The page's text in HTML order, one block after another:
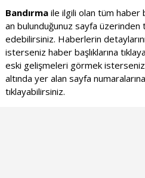
Bandırma ile ilgili olan tüm haber
an bulunduğunuz sayfa üzerinden
edebilirsiniz. Haberlerin
isterseniz haber başlıklarına
eski gelişmeleri görmek isterseniz
altında yer alan sayfa numaralarına
tıklayabilirsiniz.